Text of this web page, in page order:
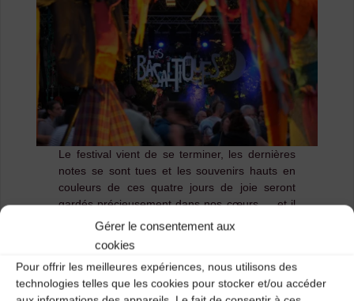
Gérer le consentement aux
cookies
Pour offrir les meilleures expériences, nous utilisons des
technologies telles que les cookies pour stocker et/ou accéder
Le festival vient de se terminer, les dernières
notes se sont tues et les souvenirs hauts en
couleurs de ces quatre jours de joie seront
gardés précieusement dans nos cœurs … et il
est temps de dire merci !
Un immense MERCI :
Aux bénévoles, qui ont donné temps,
énergie et sourires avec une générosité